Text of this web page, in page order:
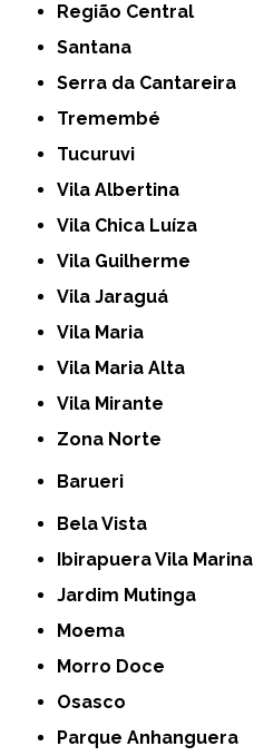
Região Central
Santana
Serra da Cantareira
Tremembé
Tucuruvi
Vila Albertina
Vila Chica Luíza
Vila Guilherme
Vila Jaraguá
Vila Maria
Vila Maria Alta
Vila Mirante
Zona Norte
Barueri
Bela Vista
Ibirapuera Vila Marina
Jardim Mutinga
Moema
Morro Doce
Osasco
Parque Anhanguera